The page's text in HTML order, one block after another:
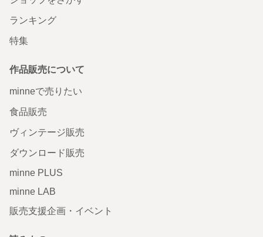
ランキング
特集
作品販売について
minneで売りたい
食品販売
ヴィンテージ販売
ダウンロード販売
minne PLUS
minne LAB
販売支援企画・イベント